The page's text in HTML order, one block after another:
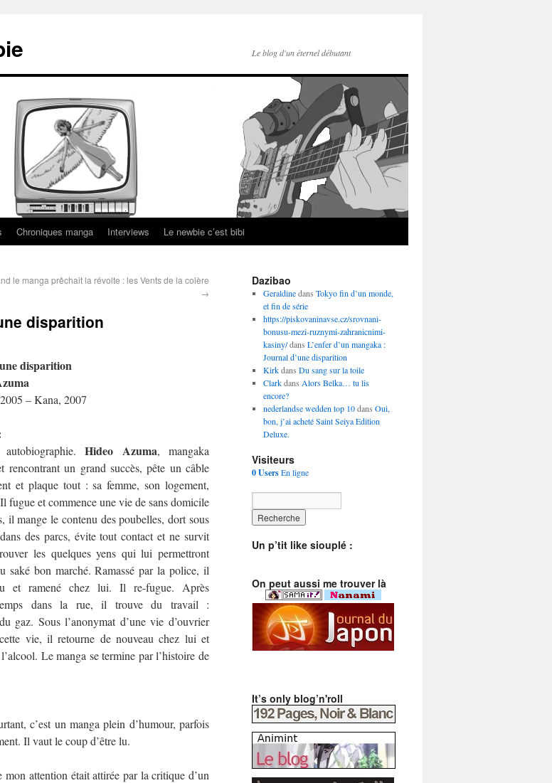
Le blog d'un éternel débutant
Chroniques manga Interviews Le newbie c’est bibi
le manga prêchait la révolte : les Vents de la colère
→
disparition
disparition
– Kana, 2007
autobiographie.Hideo Azuma, mangaka
rencontrant un grand succès, pête un câble
et plaque tout : sa femme, son logement,
fugue et commence une vie de sans domicile
il mange le contenu des poubelles, dort sous
des parcs, évite tout contact et ne survit
les quelques yens qui lui permettront
saké bon marché. Ramassé par la police, il
et ramené chez lui. Il re-fugue. Après
dans la rue, il trouve du travail :
gaz. Sous l’anonymat d’une vie d’ouvrier
vie, il retourne de nouveau chez lui et
Le manga se termine par l’histoire de
c’est un manga plein d’humour, parfois
Il vaut le coup d’être lu.
attention était attirée par la critique d’un
Dazibao
Geraldinedans Tokyo fin d’un monde,
et fin de série
https://piskovaninavse.cz/srovnani-
bonusu-mezi-ruznymi-zahranicnimi-
kasiny/dans L’enfer d’un mangaka :
Journal d’une disparition
Kirkdans Du sang sur la toile
Clarkdans Alors Belka… tu lis
encore?
nederlandse wedden top 10dans Oui,
bon, j’ai acheté Saint Seiya Edition
Deluxe.
Visiteurs
0 UsersEn ligne
Un p’tit like siouplé :
On peut aussi me trouver là
It’s only blog’n'roll